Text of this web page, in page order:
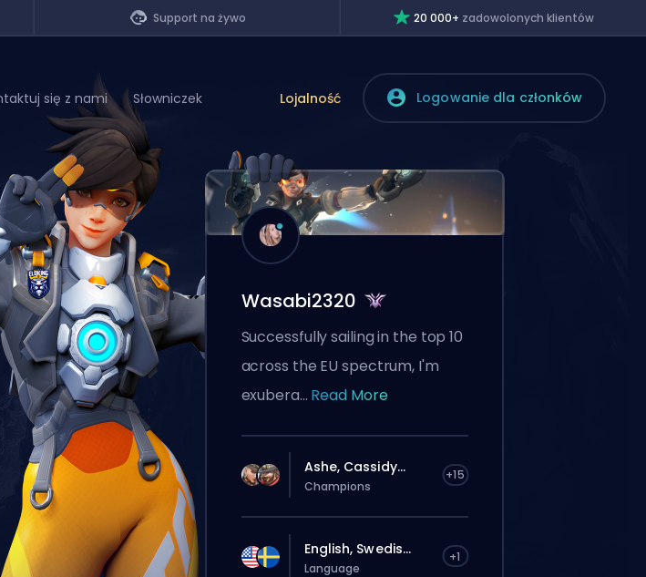
Support na żywo 20 000+ zadowolonych klientów
się z nami Słowniczek Lojalność Logowanie dla członków
Wasabi2320
Successfully sailing in the top 10
across the EU spectrum, I'm
exubera... Read More
Ashe, Cassidy... +15
Champions
English, Swedis... +1
Language